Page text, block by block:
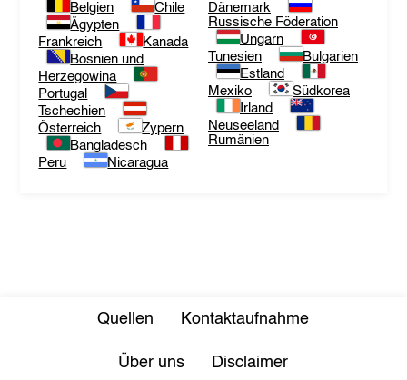
Belgien
Chile
Ägypten
Frankreich
Kanada
Bosnien und
Herzegowina
Portugal
Tschechien
Österreich
Zypern
Bangladesch
Peru
Nicaragua
Dänemark
Russische Föderation
Ungarn
Tunesien
Bulgarien
Estland
Mexiko
Südkorea
Irland
Neuseeland
Rumänien
Quellen Kontaktaufnahme
Über uns Disclaimer